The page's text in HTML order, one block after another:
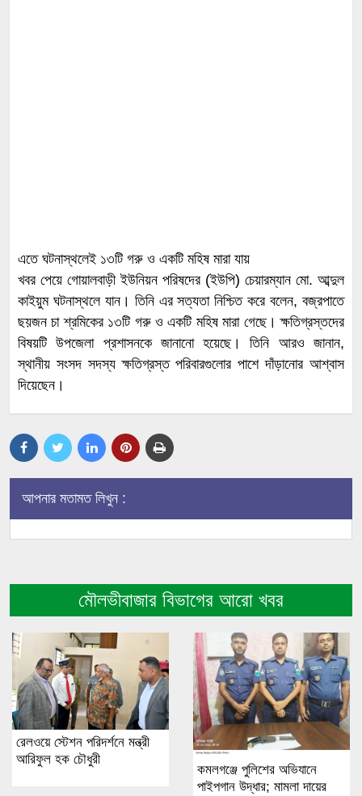
এতে ঘটনাস্থলেই ১৩টি গরু ও একটি মহিষ মারা যায়
খবর পেয়ে গোয়ালবাড়ী ইউনিয়ন পরিষদের (ইউপি) চেয়ারম্যান মো. আব্দুল
কাইয়ুম ঘটনাস্থলে যান। তিনি এর সত্যতা নিশ্চিত করে বলেন, বজ্রপাতে
ছয়জন চা শ্রমিকের ১৩টি গরু ও একটি মহিষ মারা গেছে। ক্ষতিগ্রস্তদের
বিষয়টি উপজেলা প্রশাসনকে জানানো হয়েছে। তিনি আরও জানান,
স্থানীয় সংসদ সদস্য ক্ষতিগ্রস্ত পরিবারগুলোর পাশে দাঁড়ানোর আশ্বাস
দিয়েছেন।
আপনার মতামত লিখুন :
মৌলভীবাজার বিভাগের আরো খবর
রেলওয়ে স্টেশন পরিদর্শনে মন্ত্রী
আরিফুল হক চৌধুরী
কমলগঞ্জে পুলিশের অভিযানে
পাইপগান উদ্ধার; মামলা দায়ের